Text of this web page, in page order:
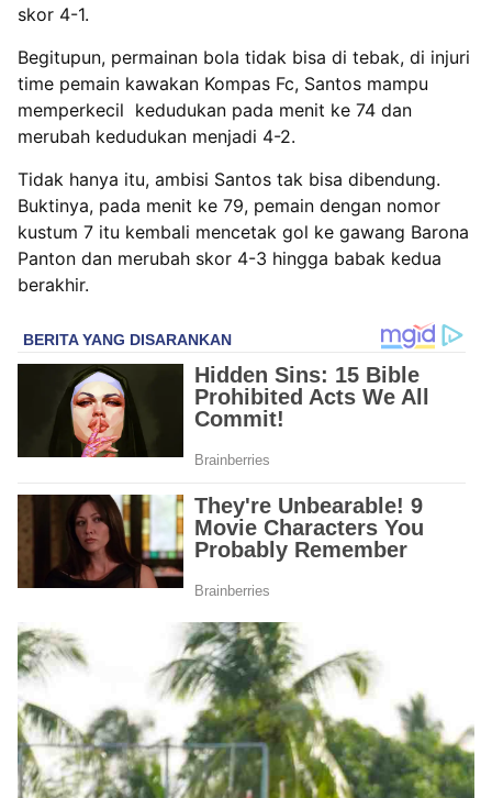
skor 4-1.
Begitupun, permainan bola tidak bisa di tebak, di injuri
time pemain kawakan Kompas Fc, Santos mampu
memperkecil kedudukan pada menit ke 74 dan
merubah kedudukan menjadi 4-2.
Tidak hanya itu, ambisi Santos tak bisa dibendung.
Buktinya, pada menit ke 79, pemain dengan nomor
kustum 7 itu kembali mencetak gol ke gawang Barona
Panton dan merubah skor 4-3 hingga babak kedua
berakhir.